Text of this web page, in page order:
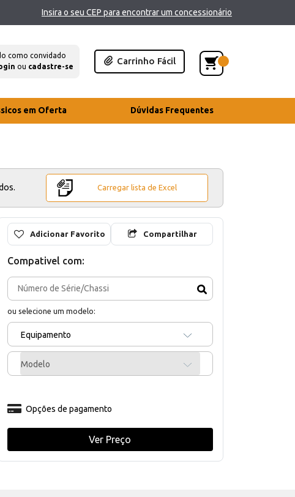
Insira o seu CEP para encontrar um concessionário
como convidado
ou cadastre-se
Carrinho Fácil
em Oferta Dúvidas Frequentes
Carregar lista de Excel
Adicionar Favorito Compartilhar
Compativel com:
ou selecione um modelo:
Equipamento
Modelo
Opções de pagamento
Ver Preço